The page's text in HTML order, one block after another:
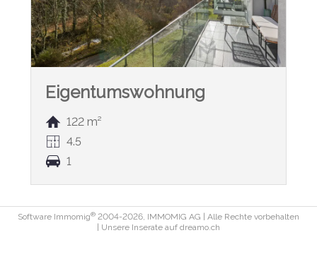
Eigentumswohnung
122 m²
4.5
1
Software Immomig® 2004-2026, IMMOMIG AG | Alle Rechte vorbehalten
| Unsere Inserate auf dreamo.ch